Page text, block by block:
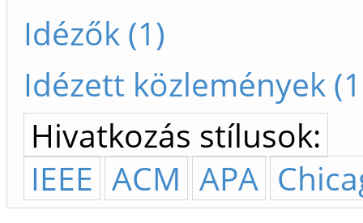
Idézők (1)
Idézett közlemények
Hivatkozás stílusok:
IEEE ACM APA